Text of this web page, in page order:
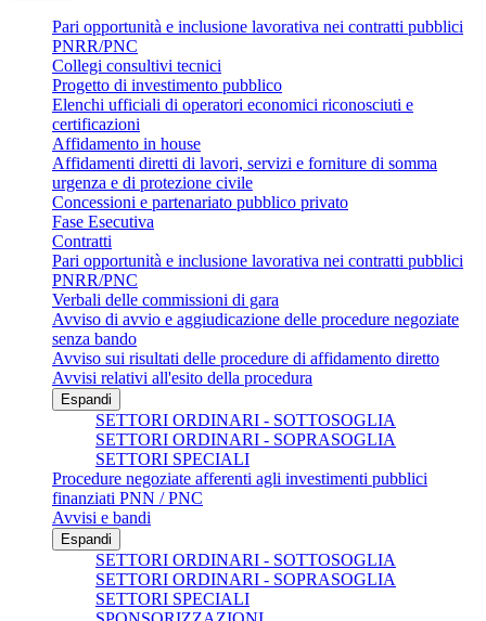
Pari opportunità e inclusione lavorativa nei contratti pubblici
PNRR/PNC
Collegi consultivi tecnici
Progetto di investimento pubblico
Elenchi ufficiali di operatori economici riconosciuti e
certificazioni
Affidamento in house
Affidamenti diretti di lavori, servizi e forniture di somma
urgenza e di protezione civile
Concessioni e partenariato pubblico privato
Fase Esecutiva
Contratti
Pari opportunità e inclusione lavorativa nei contratti pubblici
PNRR/PNC
Verbali delle commissioni di gara
Avviso di avvio e aggiudicazione delle procedure negoziate
senza bando
Avviso sui risultati delle procedure di affidamento diretto
Avvisi relativi all'esito della procedura
Espandi
SETTORI ORDINARI - SOTTOSOGLIA
SETTORI ORDINARI - SOPRASOGLIA
SETTORI SPECIALI
Procedure negoziate afferenti agli investimenti pubblici
finanziati PNN / PNC
Avvisi e bandi
Espandi
SETTORI ORDINARI - SOTTOSOGLIA
SETTORI ORDINARI - SOPRASOGLIA
SETTORI SPECIALI